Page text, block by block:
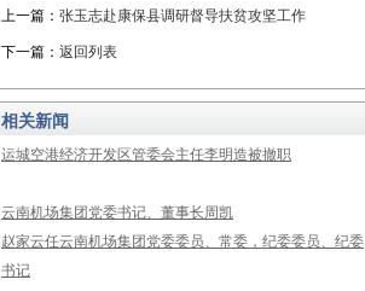
上一篇： 张玉志赴康保县调研督导扶贫攻坚工作
下一篇： 返回列表
相关新闻
运城空港经济开发区管委会主任李明造被撤职
云南机场集团党委书记、董事长周凯
赵家云任云南机场集团党委委员、常委，纪委委员、纪委
书记